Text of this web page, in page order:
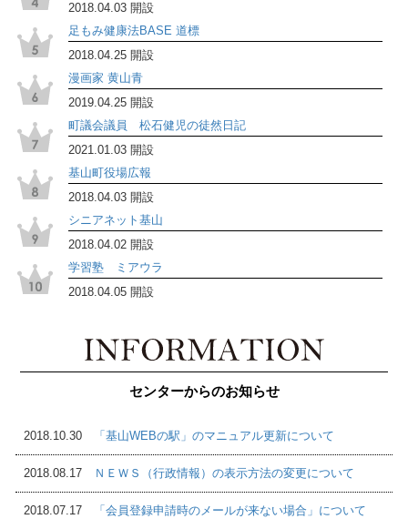
2018.04.03 開設
足もみ健康法BASE 道標
2018.04.25 開設
漫画家 黄山青
2019.04.25 開設
町議会議員 松石健児の徒然日記
2021.01.03 開設
基山町役場広報
2018.04.03 開設
シニアネット基山
2018.04.02 開設
学習塾 ミアウラ
2018.04.05 開設
センターからのお知らせ
2018.10.30 「基山WEBの駅」のマニュアル更新について
2018.08.17 ＮＥＷＳ（行政情報）の表示方法の変更について
2018.07.17 「会員登録申請時のメールが来ない場合」について